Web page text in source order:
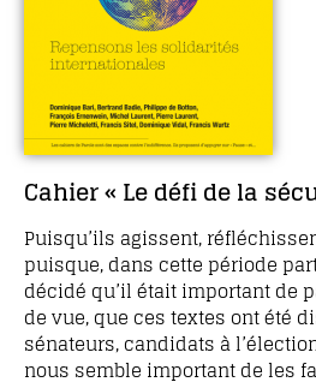
Cahier « Le défi de la
Puisqu’ils agissent,
puisque, dans cette période
décidé qu’il était important de
de vue, que ces textes ont été
sénateurs, candidats à
nous semble important de les